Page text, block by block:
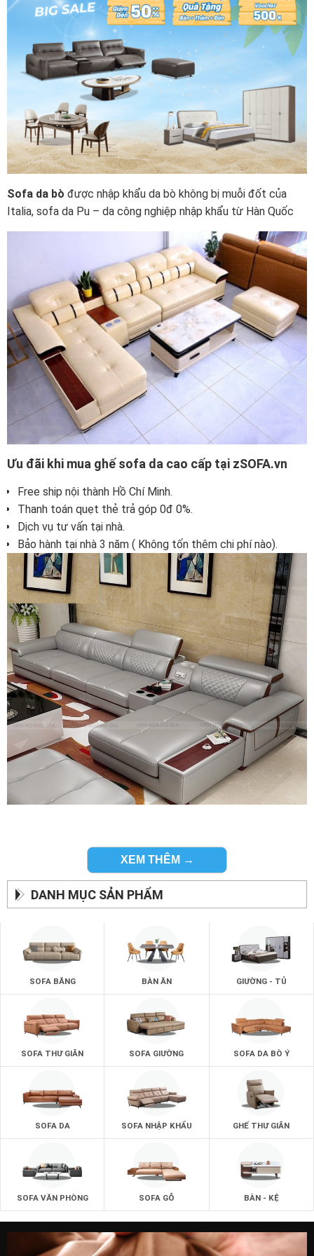
Sofa da bò được nhập khẩu da bò không bị muỗi đốt của
Italia, sofa da Pu – da công nghiệp nhập khẩu từ Hàn Quốc
Ưu đãi khi mua ghế sofa da cao cấp tại zSOFA.vn
Free ship nội thành Hồ Chí Minh.
Thanh toán quẹt thẻ trả góp 0đ 0%.
Dịch vụ tư vấn tại nhà.
Bảo hành tại nhà 3 năm ( Không tốn thêm chi phí nào).
Sản phẩm sofa da bò cao cấp hiện đại nhất :
Kiểu dáng đẹp và hiện đại chính là những đặc tính mà ghế
Với những kiểu dáng ghế sofa đẹp nhất để khách hàng
chọn lựa cho phòng khách.
Không gian phòng khách của bạn sẽ trở nên sang trọng và
zSofa.
Một phong cách sofa mới để giúp mang đến những giá trị
tốt nhất.
XEM THÊM →
DANH MỤC SẢN PHẨM
SOFA BĂNG BÀN ĂN GIƯỜNG - TỦ
SOFA THƯ GIÃN SOFA GIƯỜNG SOFA DA BÒ Ý
SOFA DA SOFA NHẬP KHẨU GHẾ THƯ GIÃN
SOFA VĂN PHÒNG SOFA GỖ BÀN - KỆ